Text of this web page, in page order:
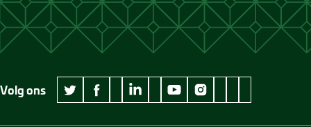
Volg ons
twitter Museum Jan Cunen
facebook Museum Jan Cunen
wikipedia Museum Jan Cunen
linkedin Museum Jan Cunen
googleplus Museum Jan Cunen
youtube Museum Jan Cunen
instagram Museum